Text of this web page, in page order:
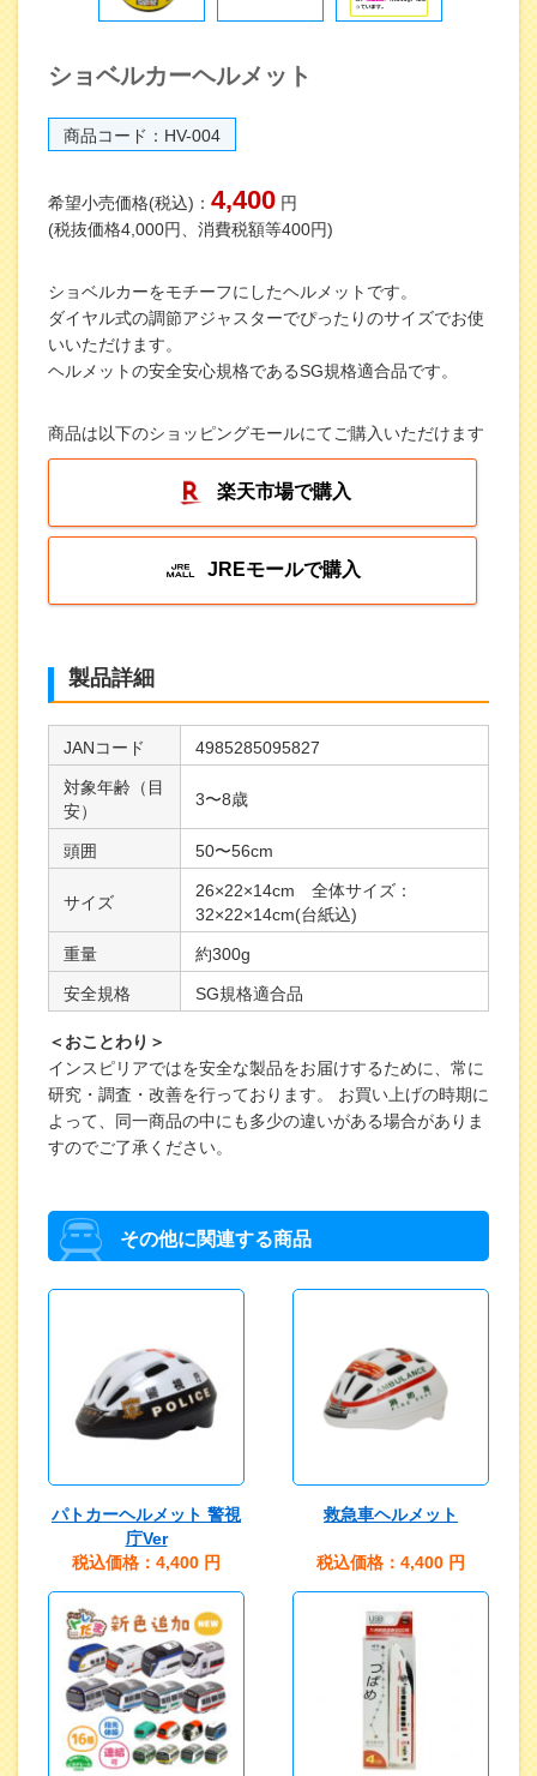
ショベルカーヘルメット
商品コード：HV-004
希望小売価格(税込)： 4,400 円
(税抜価格4,000円、消費税額等400円)
ショベルカーをモチーフにしたヘルメットです。
ダイヤル式の調節アジャスターでぴったりのサイズでお使
いいただけます。
ヘルメットの安全安心規格であるSG規格適合品です。
商品は以下のショッピングモールにてご購入いただけます
楽天市場で購入
JREモールで購入
製品詳細
JANコード 4985285095827
対象年齢（目
安）
3〜8歳
頭囲 50〜56cm
サイズ
26×22×14cm 全体サイズ：
32×22×14cm(台紙込)
重量 約300g
安全規格 SG規格適合品
＜おことわり＞
インスピリアではを安全な製品をお届けするために、常に
研究・調査・改善を行っております。 お買い上げの時期に
よって、同一商品の中にも多少の違いがある場合がありま
すのでご了承ください。
その他に関連する商品
パトカーヘルメット 警視
庁Ver
税込価格：4,400 円
救急車ヘルメット
税込価格：4,400 円